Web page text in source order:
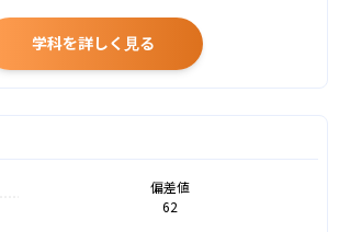
学科を詳しく見る
偏差値
62